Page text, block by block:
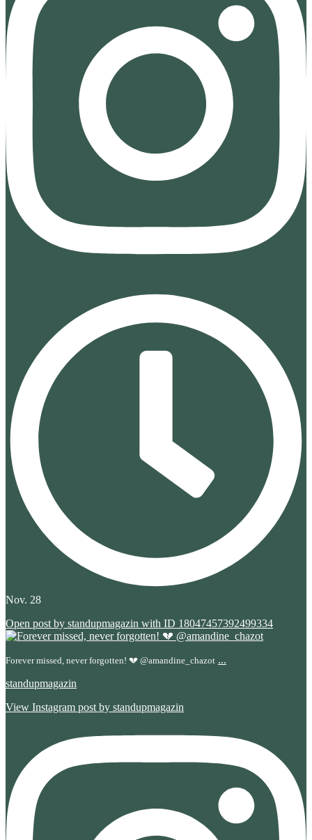
Nov. 28
Open post by standupmagazin with ID 18047457392499334
Forever missed, never forgotten! 💔 @amandine_chazot ...
standupmagazin
View Instagram post by standupmagazin